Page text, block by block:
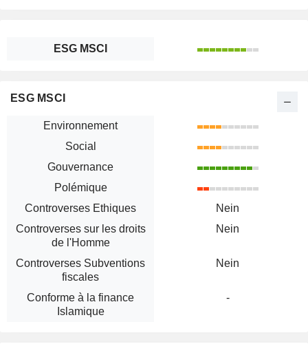
ESG MSCI
ESG MSCI
Environnement
Social
Gouvernance
Polémique
Controverses Ethiques
Nein
Controverses sur les droits
de l'Homme
Nein
Controverses Subventions
fiscales
Nein
Conforme à la finance
Islamique
-